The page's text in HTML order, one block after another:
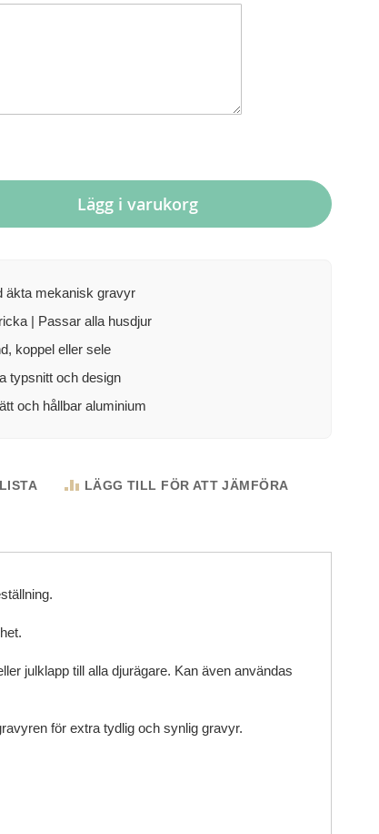
Lägg i varukorg
äkta mekanisk gravyr
| Passar alla husdjur
koppel eller sele
typsnitt och design
och hållbar aluminium
LÄGG TILL FÖR ATT JÄMFÖRA
julklapp till alla djurägare. Kan även användas
för extra tydlig och synlig gravyr.